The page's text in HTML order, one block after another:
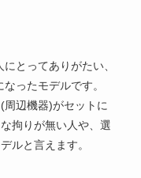
とってありがたい、
ったモデルです。
辺機器)がセットに
拘りが無い人や、選
ルと言えます。